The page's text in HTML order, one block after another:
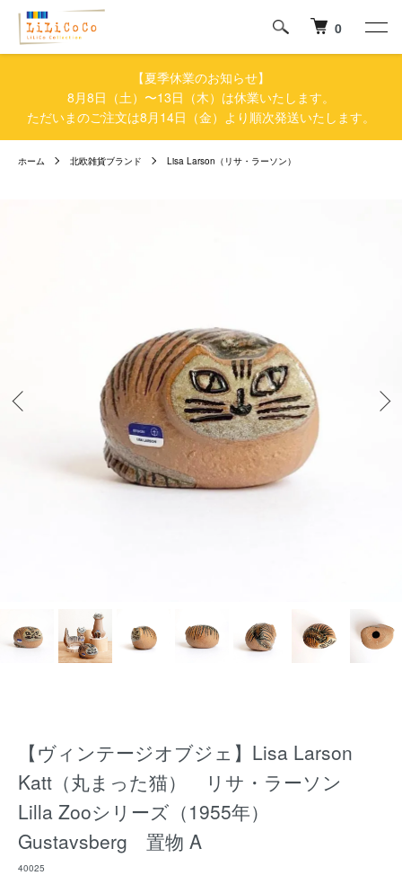
0
【夏季休業のお知らせ】
8月8日（土）〜13日（木）は休業いたします。
ただいまのご注文は8月14日（金）より順次発送いたします。
ホーム 北欧雑貨ブランド Lisa Larson（リサ・ラーソン）
【ヴィンテージオブジェ】Lisa Larson
Katt（丸まった猫） リサ・ラーソン
Lilla Zooシリーズ（1955年）
Gustavsberg 置物 A
40025